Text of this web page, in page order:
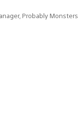
Probably Monsters